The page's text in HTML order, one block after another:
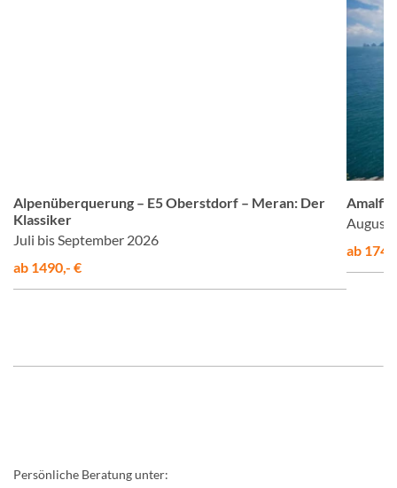
Alpenüberquerung – E5 Oberstdorf – Meran: Der
Klassiker
Juli bis September 2026
ab 1490,- €
Amalfis
August
ab
Persönliche Beratung unter: